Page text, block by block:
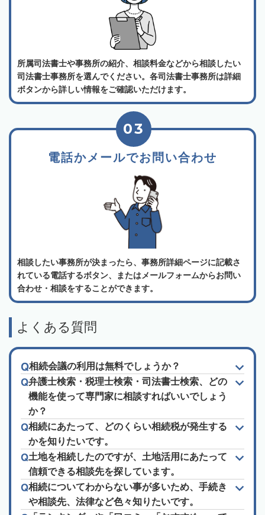
所属司法書士や事務所の紹介、相談料金などから相談したい
司法書士事務所を選んでください。各司法書士事務所は詳細
ボタンから詳しい情報をご確認いただけます。
電話かメールでお問い合わせ
03
相談したい事務所が決まったら、事務所詳細ページに記載さ
れている電話するボタン、またはメールフォームからお問い
合わせ・相談をすることができます。
よくある質問
相続会議の利用は無料でしょうか？
弁護士検索・税理士検索・司法書士検索、どの
機能を使って専門家に相談すればいいでしょう
か？
相続にあたって、どのくらい相続税が発生する
かを知りたいです。
土地を相続したのですが、土地活用にあたって
信頼できる相談先を探しています。
相続についてわからない事が多いため、手続き
や相談先、法律など色々知りたいです。